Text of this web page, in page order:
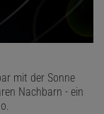
mit der Sonne
Nachbarn - ein